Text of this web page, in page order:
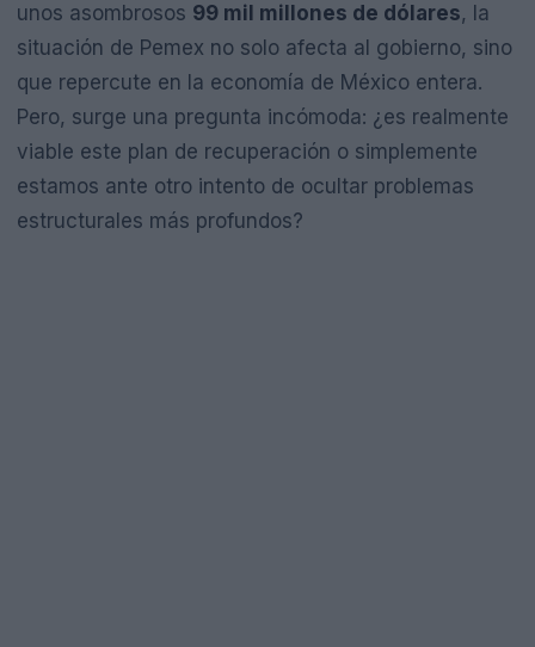
unos asombrosos 99 mil millones de dólares, la
situación de Pemex no solo afecta al gobierno, sino
que repercute en la economía de México entera.
Pero, surge una pregunta incómoda: ¿es realmente
viable este plan de recuperación o simplemente
estamos ante otro intento de ocultar problemas
estructurales más profundos?